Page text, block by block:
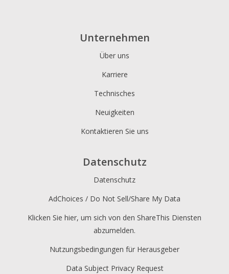
Unternehmen
Über uns
Karriere
Technisches
Neuigkeiten
Kontaktieren Sie uns
Datenschutz
Datenschutz
AdChoices / Do Not Sell/Share My Data
Klicken Sie hier, um sich von den ShareThis Diensten
abzumelden.
Nutzungsbedingungen für Herausgeber
Data Subject Privacy Request